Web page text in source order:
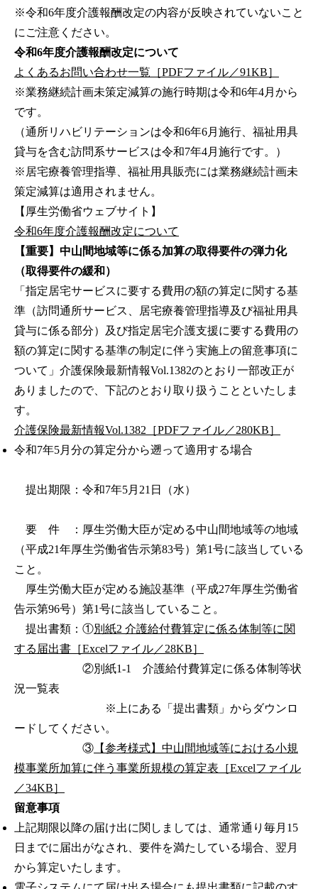
※令和6年度介護報酬改定の内容が反映されていないこと
にご注意ください。
令和6年度介護報酬改定について
よくあるお問い合わせ一覧［PDFファイル／91KB］
※業務継続計画未策定減算の施行時期は令和6年4月から
です。
（通所リハビリテーションは令和6年6月施行、福祉用具
貸与を含む訪問系サービスは令和7年4月施行です。）
※居宅療養管理指導、福祉用具販売には業務継続計画未
策定減算は適用されません。
【厚生労働省ウェブサイト】
令和6年度介護報酬改定について
【重要】中山間地域等に係る加算の取得要件の弾力化
（取得要件の緩和）
「指定居宅サービスに要する費用の額の算定に関する基
準（訪問通所サービス、居宅療養管理指導及び福祉用具
貸与に係る部分）及び指定居宅介護支援に要する費用の
額の算定に関する基準の制定に伴う実施上の留意事項に
ついて」介護保険最新情報Vol.1382のとおり一部改正が
ありましたので、下記のとおり取り扱うことといたしま
す。
介護保険最新情報Vol.1382［PDFファイル／280KB］
令和7年5月分の算定分から遡って適用する場合
提出期限：令和7年5月21日（水）
要 件 ：厚生労働大臣が定める中山間地域等の地域
（平成21年厚生労働省告示第83号）第1号に該当している
こと。
厚生労働大臣が定める施設基準（平成27年厚生労働省
告示第96号）第1号に該当していること。
提出書類：①別紙2 介護給付費算定に係る体制等に関
する届出書［Excelファイル／28KB］
②別紙1-1 介護給付費算定に係る体制等状
況一覧表
※上にある「提出書類」からダウンロ
ードしてください。
③ 【参考様式】中山間地域等における小規
模事業所加算に伴う事業所規模の算定表［Excelファイル
／34KB］
留意事項
上記期限以降の届け出に関しましては、通常通り毎月15
日までに届出がなされ、要件を満たしている場合、翌月
から算定いたします。